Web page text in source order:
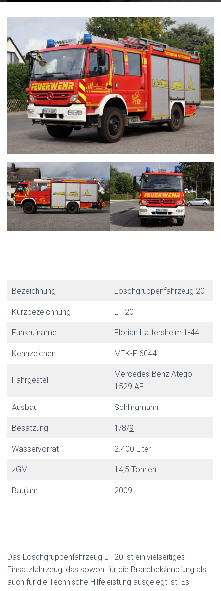
Bezeichnung Löschgruppenfahrzeug 20
Kurzbezeichnung LF 20
Funkrufname Florian Hattersheim 1-44
Kennzeichen MTK-F 6044
Fahrgestell
Mercedes-Benz Atego
1529 AF
Ausbau Schlingmann
Besatzung 1/8/9
Wasservorrat 2.400 Liter
zGM 14,5 Tonnen
Baujahr 2009
Das Löschgruppenfahrzeug LF 20 ist ein vielseitiges
Einsatzfahrzeug, das sowohl für die Brandbekämpfung als
auch für die Technische Hilfeleistung ausgelegt ist. Es